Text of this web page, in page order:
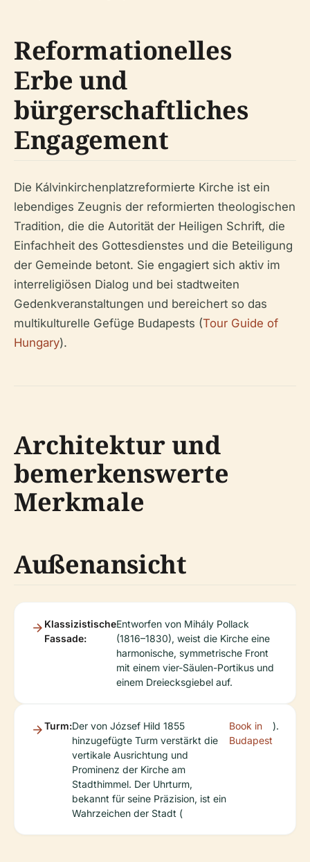
Reformationelles
Erbe und
bürgerschaftliches
Engagement
Die Kálvinkirchenplatzreformierte Kirche ist ein
lebendiges Zeugnis der reformierten theologischen
Tradition, die die Autorität der Heiligen Schrift, die
Einfachheit des Gottesdienstes und die Beteiligung
der Gemeinde betont. Sie engagiert sich aktiv im
interreligiösen Dialog und bei stadtweiten
Gedenkveranstaltungen und bereichert so das
multikulturelle Gefüge Budapests (Tour Guide of
Hungary).
Architektur und
bemerkenswerte
Merkmale
Außenansicht
Klassizistische
Fassade:
Entworfen von Mihály Pollack
(1816–1830), weist die Kirche eine
harmonische, symmetrische Front
mit einem vier-Säulen-Portikus und
einem Dreiecksgiebel auf.
Turm:Der von József Hild 1855
hinzugefügte Turm verstärkt die
vertikale Ausrichtung und
Prominenz der Kirche am
Stadthimmel. Der Uhrturm,
bekannt für seine Präzision, ist ein
Wahrzeichen der Stadt (
Book in
Budapest
).